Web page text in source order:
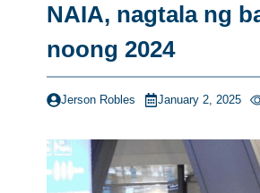
NAIA, nagtala ng
noong 2024
Jerson Robles January 2, 2025